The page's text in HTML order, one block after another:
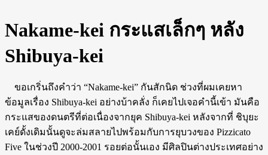
Nakame-kei กระแสเล็กๆ หลัง
Shibuya-kei
ขอเกริ่นถึงคำว่า “Nakame-kei” กันสักนิด ช่วงที่ผมเคยหา
ข้อมูลเรื่อง Shibuya-kei อย่างบ้าคลั่ง ก็เคยไปเจอคำนี้เข้า มันคือ
กระแสของดนตรีที่ต่อเนื่องจากยุค Shibuya-kei หลังจากที่ ชิบุยะ
เคย์ดั้งเดิมนั้นดูจะล่มสลายไปพร้อมกับการยุบวงของ Pizzicato
Five ในช่วงปี 2000-2001 รอยต่อนั้นเอง มีศิลปินต่างประเทศอย่าง